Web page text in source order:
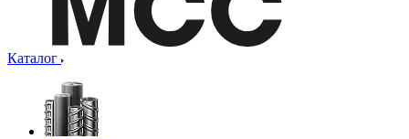
Каталог